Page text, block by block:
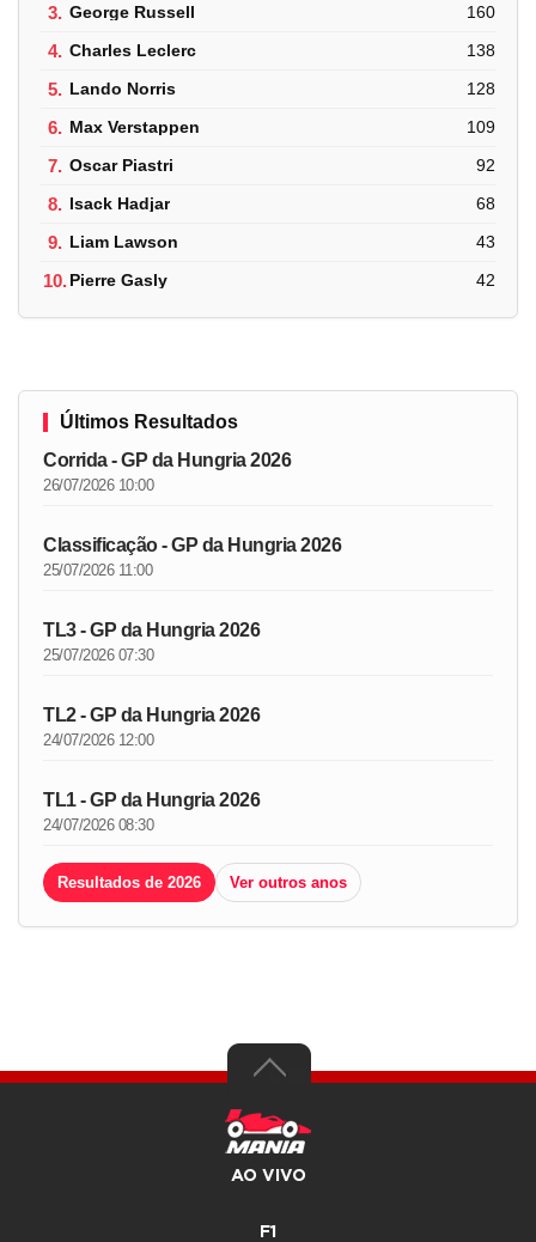
3. George Russell 160
4. Charles Leclerc 138
5. Lando Norris 128
6. Max Verstappen 109
7. Oscar Piastri 92
8. Isack Hadjar 68
9. Liam Lawson 43
10.Pierre Gasly 42
Últimos Resultados
Corrida - GP da Hungria 2026
26/07/2026 10:00
Classificação - GP da Hungria 2026
25/07/2026 11:00
TL3 - GP da Hungria 2026
25/07/2026 07:30
TL2 - GP da Hungria 2026
24/07/2026 12:00
TL1 - GP da Hungria 2026
24/07/2026 08:30
Resultados de 2026 Ver outros anos
AO VIVO
F1